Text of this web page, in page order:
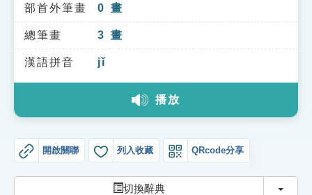
知識索引
單字索引
生命大百科索引
教學應用
貓頭鷹博士
部首外筆畫 0 畫
總筆畫 3 畫
漢語拼音 jǐ
播放
開啟關聯 列入收藏 QRcode分享
切換辭典 切換